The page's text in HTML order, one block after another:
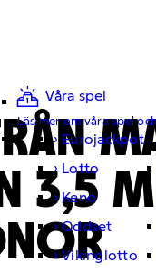
Våra spel
Läs mer om våra spel
Eurojackpot
Lotto
Keno
Oddset
Vikinglotto
3,5